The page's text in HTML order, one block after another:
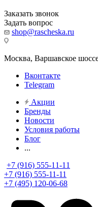
Заказать звонок
Задать вопрос
shop@rascheska.ru
Москва, Варшавское
Вконтакте
Telegram
Акции
Бренды
Новости
Условия работы
Блог
...
+7 (916) 555-11-11
+7 (916) 555-11-11
+7 (495) 120-06-68